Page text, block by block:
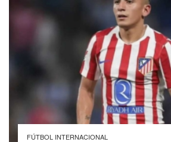
FÚTBOL INTERNACIONAL